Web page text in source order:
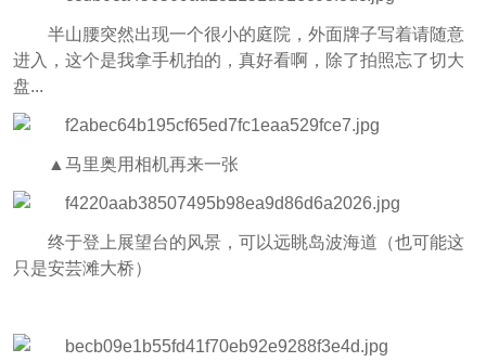
半山腰突然出现一个很小的庭院，外面牌子写着请随意
进入，这个是我拿手机拍的，真好看啊，除了拍照忘了切大
盘...
▲马里奥用相机再来一张
终于登上展望台的风景，可以远眺岛波海道（也可能这
只是安芸滩大桥）